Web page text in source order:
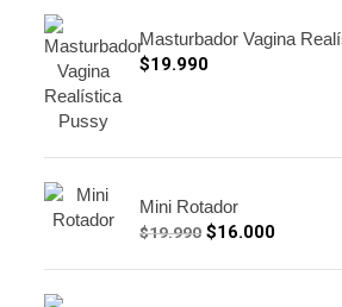
Masturbador Vagina
$19.990
Mini Rotador
$19.990 $16.000